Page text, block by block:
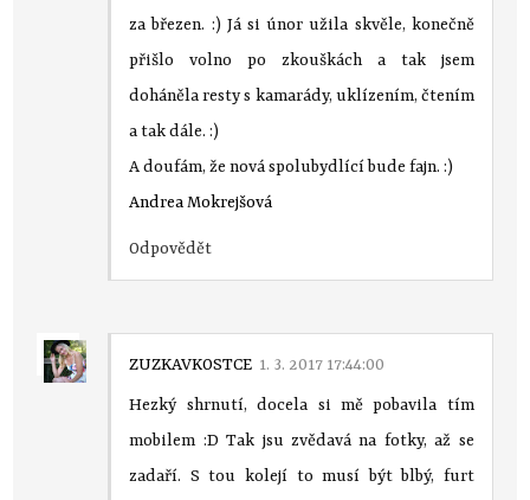
za březen. :) Já si únor užila skvěle, konečně
přišlo volno po zkouškách a tak jsem
doháněla resty s kamarády, uklízením, čtením
a tak dále. :)
A doufám, že nová spolubydlící bude fajn. :)
Andrea Mokrejšová
Odpovědět
ZUZKAVKOSTCE 1. 3. 2017 17:44:00
Hezký shrnutí, docela si mě pobavila tím
mobilem :D Tak jsu zvědavá na fotky, až se
zadaří. S tou kolejí to musí být blbý, furt